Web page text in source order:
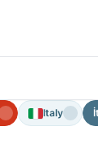
Italy